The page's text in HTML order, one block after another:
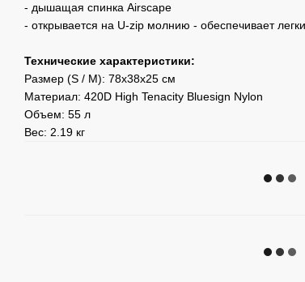
- дышащая спинка Airscape
- открывается на U-zip молнию - обеспечивает
Технические характеристики:
Размер (S / M): 78х38х25 см
Материал: 420D High Tenacity Bluesign Nylon
Объем: 55 л
Вес: 2.19 кг